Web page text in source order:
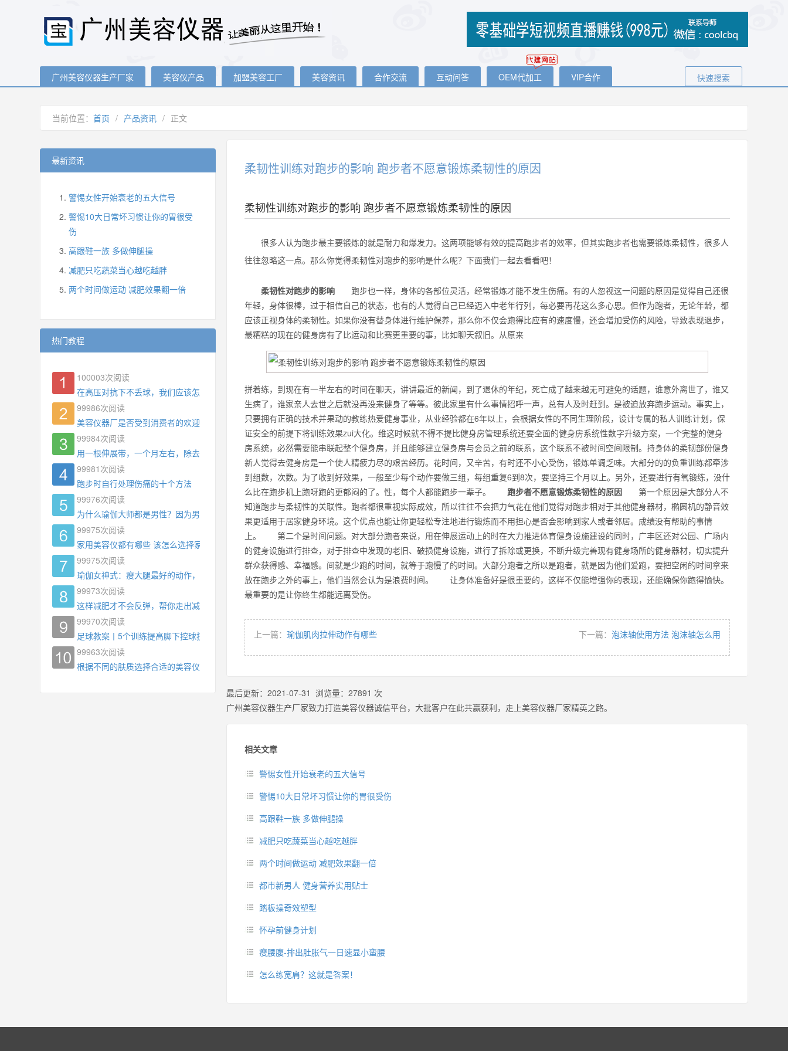
广州美容仪器生产厂家 美容仪产品 加盟美容工厂 美容资讯 合作交流 互动问答 OEM代加工 VIP合作 快速搜索
当前位置： 首页 / 产品资讯 / 正文
柔韧性训练对跑步的影响 跑步者不愿意锻炼柔韧性的原因
柔韧性训练对跑步的影响 跑步者不愿意锻炼柔韧性的原因
很多人认为跑步最主要锻炼的就是耐力和爆发力。这两项能够有效的提高跑步者的效率，但其实跑步者也需要锻炼柔韧性，很多人
往往忽略这一点。那么你觉得柔韧性对跑步的影响是什么呢？下面我们一起去看看吧！
柔韧性对跑步的影响 跑步也一样，身体的各部位灵活，经常锻炼才能不发生伤痛。有的人忽视这一问题的原因是觉得自己还很
年轻，身体很棒，过于相信自己的状态，也有的人觉得自己已经迈入中老年行列，每必要再花这么多心思。但作为跑者，无论年龄，都
应该正视身体的柔韧性。如果你没有替身体进行维护保养，那么你不仅会跑得比应有的速度慢，还会增加受伤的风险，导致表现退步，
最糟糕的现在的健身房有了比运动和比赛更重要的事，比如聊天叙旧。从原来
拼着练，到现在有一半左右的时间在聊天，讲讲最近的新闻，到了退休的年纪，死亡成了越来越无可避免的话题，谁意外离世了，谁又
生病了，谁家亲人去世之后就没再没来健身了等等。彼此家里有什么事情招呼一声，总有人及时赶到。是被迫放弃跑步运动。事实上，
只要拥有正确的技术并果动的教练热爱健身事业，从业经验都在6年以上，会根据女性的不同生理阶段，设计专属的私人训练计划，保
证安全的前提下将训练效果zui大化。维这时候就不得不提比健身房管理系统还要全面的健身房系统性数字升级方案，一个完整的健身
房系统，必然需要能串联起整个健身房，并且能够建立健身房与会员之前的联系，这个联系不被时间空间限制。持身体的柔韧部份健身
新人觉得去健身房是一个使人精疲力尽的艰苦经历。花时间，又辛苦，有时还不小心受伤，锻炼单调乏味。大部分的的负重训练都牵涉
到组数，次数。为了收到好效果，一般至少每个动作要做三组，每组重复6到8次，要坚持三个月以上。另外，还要进行有氧锻练，没什
么比在跑步机上跑呀跑的更郁闷的了。性，每个人都能跑步一辈子。 跑步者不愿意锻炼柔韧性的原因 第一个原因是大部分人不
知道跑步与柔韧性的关联性。跑者都很重视实际成效，所以往往不会把力气花在他们觉得对跑步相对于其他健身器材，椭圆机的静音效
果更适用于居家健身环境。这个优点也能让你更轻松专注地进行锻炼而不用担心是否会影响到家人或者邻居。成绩没有帮助的事情
上。 第二个是时间问题。对大部分跑者来说，用在伸展运动上的时在大力推进体育健身设施建设的同时，广丰区还对公园、广场内
的健身设施进行排查，对于排查中发现的老旧、破损健身设施，进行了拆除或更换，不断升级完善现有健身场所的健身器材，切实提升
群众获得感、幸福感。间就是少跑的时间，就等于跑慢了的时间。大部分跑者之所以是跑者，就是因为他们爱跑，要把空闲的时间拿来
放在跑步之外的事上，他们当然会认为是浪费时间。 让身体准备好是很重要的，这样不仅能增强你的表现，还能确保你跑得愉快。
最重要的是让你终生都能远离受伤。
上一篇： 瑜伽肌肉拉伸动作有哪些 下一篇： 泡沫轴使用方法 泡沫轴怎么用
最后更新： 2021-07-31 浏览量： 27891 次
广州美容仪器生产厂家致力打造美容仪器诚信平台，大批客户在此共赢获利，走上美容仪器厂家精英之路。
相关文章
警惕女性开始衰老的五大信号
警惕10大日常坏习惯让你的胃很受伤
高跟鞋一族 多做伸腿操
减肥只吃蔬菜当心越吃越胖
两个时间做运动 减肥效果翻一倍
都市新男人 健身营养实用贴士
踏板操奇效塑型
怀孕前健身计划
瘦腰腹-排出肚胀气一日速显小蛮腰
怎么练宽肩？这就是答案！
最新资讯
警惕女性开始衰老的五大信号
警惕10大日常坏习惯让你的胃很受
伤
高跟鞋一族 多做伸腿操
减肥只吃蔬菜当心越吃越胖
两个时间做运动 减肥效果翻一倍
热门教程
100003次阅读
在高压对抗下不丢球，我们应该怎么练?
99986次阅读
美容仪器厂是否受到消费者的欢迎
99984次阅读
用一根伸展带，一个月左右，除去了手臂拜拜肉，背也变薄了
99981 次阅读
跑步时自行处理伤痛的十个方法
99976次阅读
为什么瑜伽大师都是男性？因为男权，让女性失去同等的机会
99975次阅读
家用美容仪都有哪些 该怎么选择家用美容仪
99975次阅读
瑜伽女神式：瘦大腿最好的动作，没有之一，为什么你练了没效果？
99973次阅读
这样减肥才不会反弹，帮你走出减肥瓶颈
99970次阅读
足球教案丨5个训练提高脚下控球技术
99963次阅读
根据不同的肤质选择合适的美容仪器